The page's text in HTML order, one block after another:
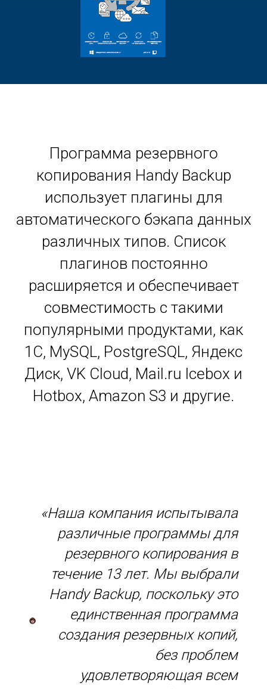
Программа резервного
копирования Handy Backup
использует плагины для
автоматического бэкапа данных
различных типов. Список
плагинов постоянно
расширяется и обеспечивает
совместимость с такими
популярными продуктами, как
1С, MySQL, PostgreSQL, Яндекс
Диск, VK Cloud, Mail.ru Icebox и
Hotbox, Amazon S3 и другие.
«Наша компания испытывала
различные программы для
резервного копирования в
течение 13 лет. Мы выбрали
Handy Backup, поскольку это
единственная программа
создания резервных копий,
без проблем
удовлетворяющая всем